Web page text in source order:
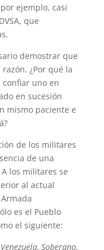
ejemplo, casi
que
demostrar que
¿Por qué la
confiar uno en
en sucesión
mismo paciente e
de los militares
de una
los militares se
al actual
es el Pueblo
el siguiente:
Soberano,